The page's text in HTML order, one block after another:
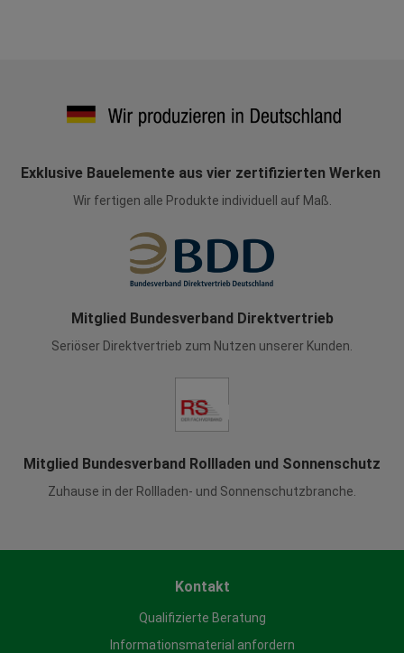
Exklusive Bauelemente aus vier zertifizierten Werken
Wir fertigen alle Produkte individuell auf Maß.
Mitglied Bundesverband Direktvertrieb
Seriöser Direktvertrieb zum Nutzen unserer Kunden.
Mitglied Bundesverband Rollladen und Sonnenschutz
Zuhause in der Rollladen- und Sonnenschutzbranche.
Kontakt
Qualifizierte Beratung
Informationsmaterial anfordern